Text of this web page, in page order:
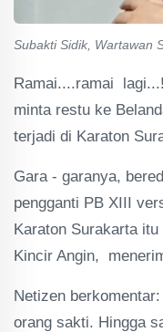
Subakti Sidik, Wartawan
Ramai....ramai
minta restu ke
terjadi di Karaton
Gara - garanya,
pengganti PB XIII
Karaton Surakarta
Kincir Angin,
Netizen
orang sakti. Hingga